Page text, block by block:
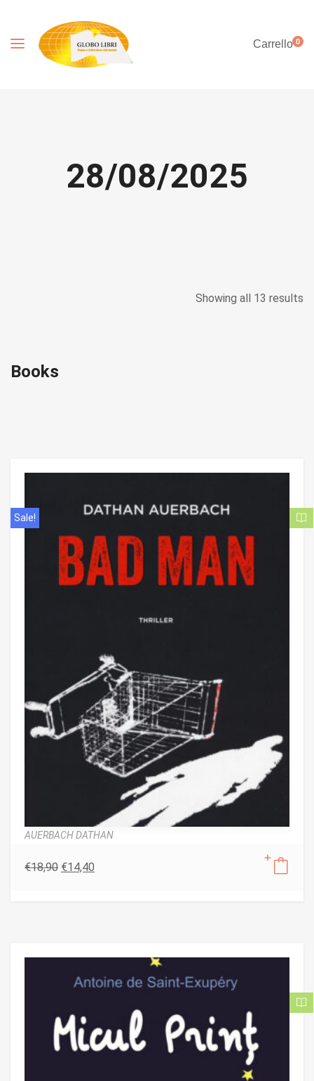
Carrello0
28/08/2025
Showing all 13 results
Books
Sale!
AUERBACH DATHAN
€18,90 €14,40